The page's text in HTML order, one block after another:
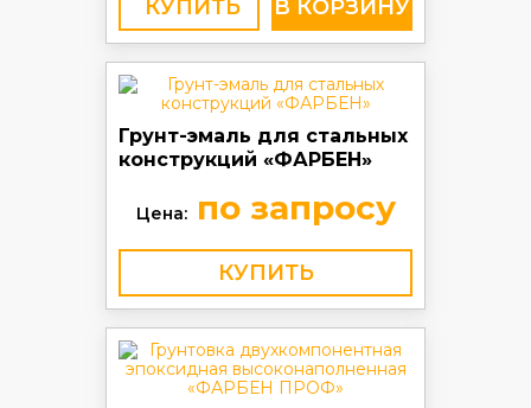
КУПИТЬ
Грунт-эмаль для стальных
конструкций «ФАРБЕН»
Цена:по запросу
КУПИТЬ